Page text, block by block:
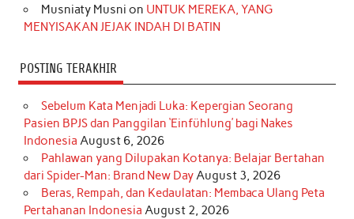
Musniaty Musni on UNTUK MEREKA, YANG
MENYISAKAN JEJAK INDAH DI BATIN
POSTING TERAKHIR
Sebelum Kata Menjadi Luka: Kepergian Seorang
Pasien BPJS dan Panggilan ‘Einfühlung’ bagi Nakes
Indonesia August 6, 2026
Pahlawan yang Dilupakan Kotanya: Belajar Bertahan
dari Spider-Man: Brand New DayAugust 3, 2026
Beras, Rempah, dan Kedaulatan: Membaca Ulang Peta
Pertahanan Indonesia August 2, 2026